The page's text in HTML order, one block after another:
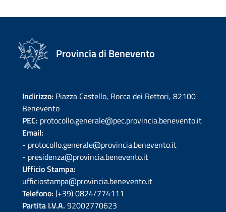
Provincia di Benevento
Indirizzo: Piazza Castello, Rocca dei Rettori, 82100
Benevento
PEC: protocollo.generale@pec.provincia.benevento.it
Email:
- protocollo.generale@provincia.benevento.it
- presidenza@provincia.benevento.it
Ufficio Stampa:
ufficiostampa@provincia.benevento.it
Telefono: (+39) 0824/774111
Partita I.V.A. 92002770623